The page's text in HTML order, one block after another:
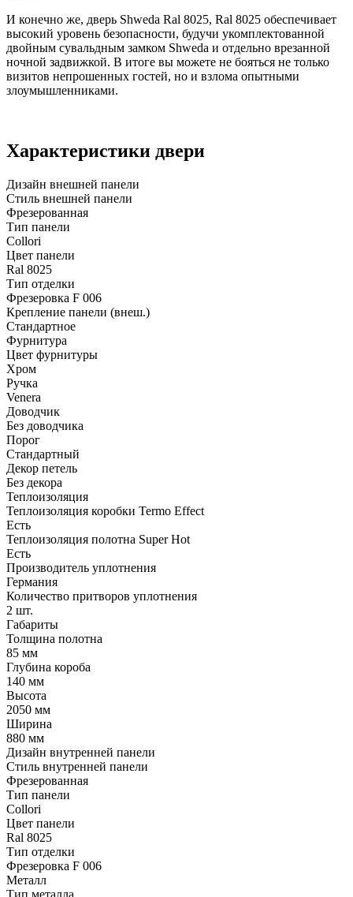
И конечно же, дверь Shweda Ral 8025, Ral 8025 обеспечивает
высокий уровень безопасности, будучи укомплектованной
двойным сувальдным замком Shweda и отдельно врезанной
ночной задвижкой. В итоге вы можете не бояться не только
визитов непрошенных гостей, но и взлома опытными
злоумышленниками.
Характеристики двери
Дизайн внешней панели
Стиль внешней панели
Фрезерованная
Тип панели
Collori
Цвет панели
Ral 8025
Тип отделки
Фрезеровка F 006
Крепление панели (внеш.)
Стандартное
Фурнитура
Цвет фурнитуры
Хром
Ручка
Venera
Доводчик
Без доводчика
Порог
Стандартный
Декор петель
Без декора
Теплоизоляция
Теплоизоляция коробки Termo Effect
Есть
Теплоизоляция полотна Super Нot
Есть
Производитель уплотнения
Германия
Количество притворов уплотнения
2 шт.
Габариты
Толщина полотна
85 мм
Глубина короба
140 мм
Высота
2050 мм
Ширина
880 мм
Дизайн внутренней панели
Стиль внутренней панели
Фрезерованная
Тип панели
Collori
Цвет панели
Ral 8025
Тип отделки
Фрезеровка F 006
Металл
Тип металла